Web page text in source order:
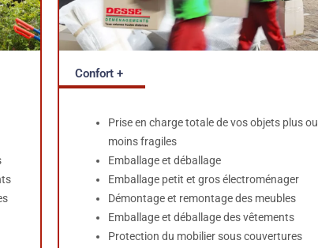
Confort +
Prise en charge totale de vos objets plus ou
moins fragiles
Emballage et déballage
Emballage petit et gros électroménager
Démontage et remontage des meubles
Emballage et déballage des vêtements
Protection du mobilier sous couvertures